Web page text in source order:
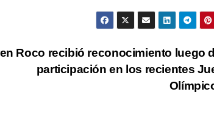
Roco recibió reconocimiento luego
participación en los recientes